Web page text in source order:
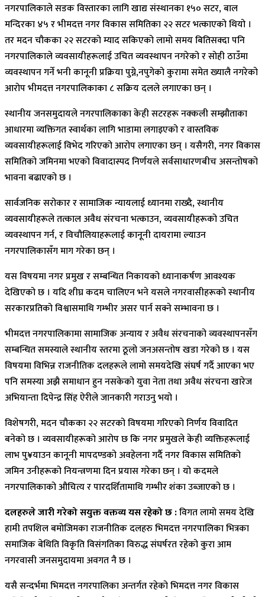
नगरपालिकाले सडक विस्तारका लागि खाद्य संस्थानका १५० सटर, बाल
मन्दिरका ४५ र भीमदत्त नगर विकास समितिका २२ सटर भत्काएको थियो ।
तर मदन चौकका २२ सटरको म्याद सकिएको लामो समय बितिसक्दा पनि
नगरपालिकाले व्यवसायीहरूलाई उचित व्यवस्थापन नगरेको र सोही ठाउँमा
व्यवस्थापन गर्ने भनी कानूनी प्रक्रिया पुग्ने,नपुगेको कुरामा समेत ख्यालै नगरेको
आरोप भीमदत्त नगरपालिकाका ८ सक्रिय दलले लगाएका छन् ।
स्थानीय जनसमुदायले नगरपालिकाका केही सटरहरू नक्कली सम्झौताका
आधारमा व्यक्तिगत स्वार्थका लागि भाडामा लगाइएको र वास्तविक
व्यवसायीहरूलाई विभेद गरिएको आरोप लगाएका छन् । यसैगरी, नगर विकास
समितिको जमिनमा भएको विवादास्पद निर्णयले सर्वसाधारणबीच असन्तोषको
भावना बढाएको छ ।
सार्वजनिक सरोकार र सामाजिक न्यायलाई ध्यानमा राख्दै, स्थानीय
व्यवसायीहरूले तत्काल अवैध संरचना भत्काउन, व्यवसायीहरूको उचित
व्यवस्थापन गर्न, र विचौलियाहरूलाई कानूनी दायरामा ल्याउन
नगरपालिकासँग माग गरेका छन् ।
यस विषयमा नगर प्रमुख र सम्बन्धित निकायको ध्यानाकर्षण आवश्यक
देखिएको छ । यदि शीघ्र कदम चालिएन भने यसले नगरवासीहरूको स्थानीय
सरकारप्रतिको विश्वासमाथि गम्भीर असर पार्न सक्ने सम्भावना छ ।
भीमदत्त नगरपालिकामा सामाजिक अन्याय र अवैध संरचनाको व्यवस्थापनसँग
सम्बन्धित समस्याले स्थानीय स्तरमा ठूलो जनअसन्तोष खडा गरेको छ । यस
विषयमा विभिन्न राजनीतिक दलहरूले लामो समयदेखि संघर्ष गर्दै आएका भए
पनि समस्या अझै समाधान हुन नसकेको युवा नेता तथा अवैध संरचना खारेज
अभियान्ता दिपेन्द्र सिंह ऐरीले जानकारी गराउनु भयो ।
विशेषगरी, मदन चौकका २२ सटरको विषयमा गरिएको निर्णय विवादित
बनेको छ । व्यवसायीहरूको आरोप छ कि नगर प्रमुखले केही व्यक्तिहरूलाई
लाभ पु¥याउन कानूनी मापदण्डको अवहेलना गर्दै नगर विकास समितिको
जमिन उनीहरूको नियन्त्रणमा दिन प्रयास गरेका छन् । यो कदमले
नगरपालिकाको औचित्य र पारदर्शितामाथि गम्भीर शंका उब्जाएको छ ।
दलहरुले जारी गरेको सयुक्त वक्तव्य यस रहेको छ :विगत लामो समय देखि
हामी तपशिल बमोजिमका राजनीतिक दलहरु भिमदत्त नगरपालिका भित्रका
समाजिक बेथिति विकृति विसंगतिका विरुद्ध संघर्षरत रहेको कुरा आम
नगरवासी जनसमुदायमा अवगत नै छ ।
यसै सन्दर्भमा भिमदत्त नगरपालिका अन्तर्गत रहेको भिमदत्त नगर विकास